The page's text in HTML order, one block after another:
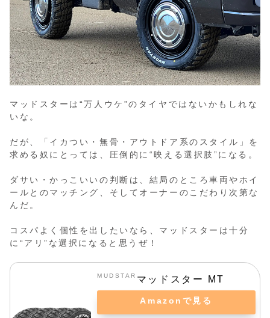
マッドスターは“万人ウケ”のタイヤではないかもしれな
いな。
だが、「イカつい・無骨・アウトドア系のスタイル」を
求める奴にとっては、圧倒的に“映える選択肢”になる。
ダサい・かっこいいの判断は、結局のところ車両やホイ
ールとのマッチング、そしてオーナーのこだわり次第な
んだ。
コスパよく個性を出したいなら、マッドスターは十分
に“アリ”な選択になると思うぜ！
MUDSTAR マッドスター MT
Amazonで見る